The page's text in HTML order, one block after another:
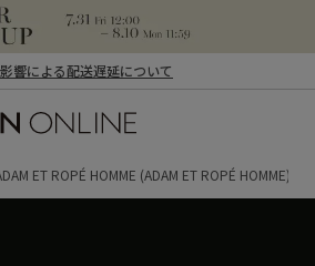
響による配送遅延について
ET ROPÉ HOMME (ADAM ET ROPÉ HOMME)